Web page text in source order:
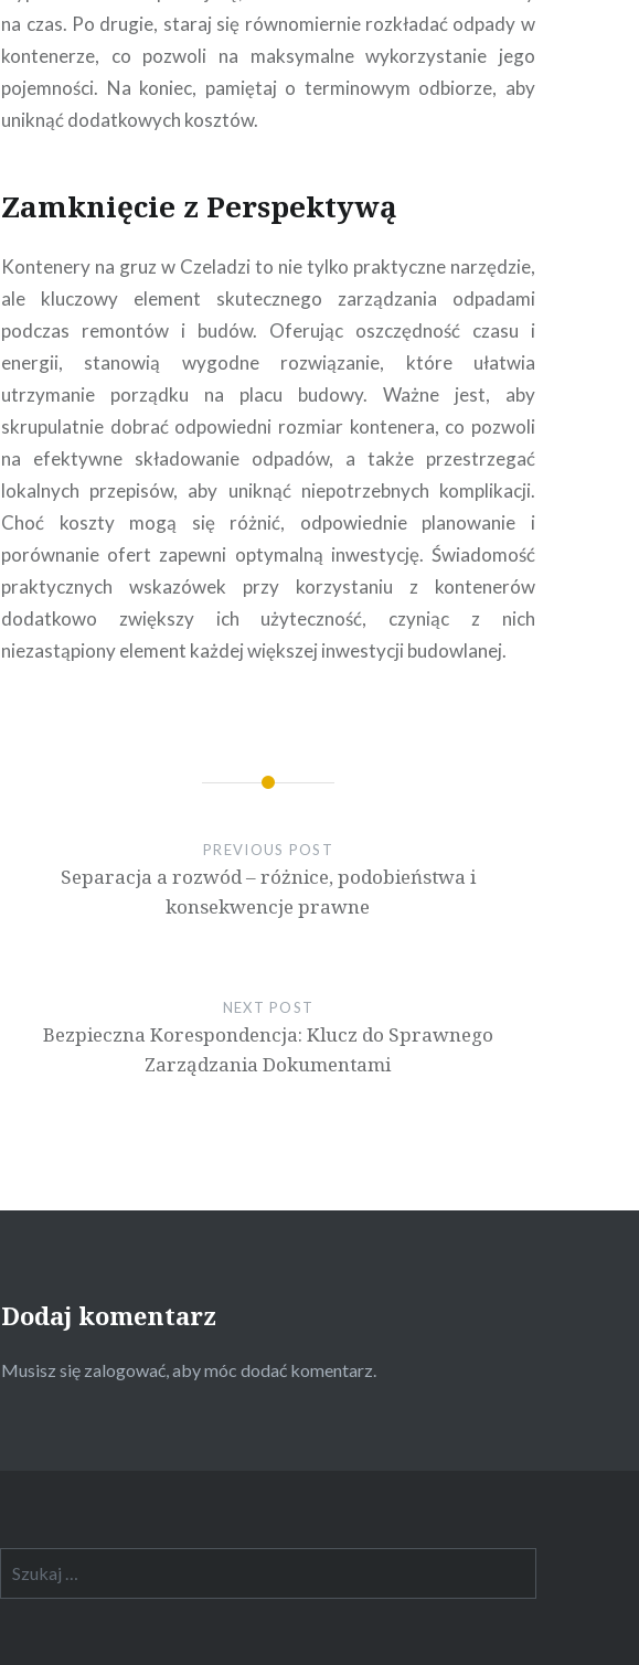
na czas. Po drugie, staraj się równomiernie rozkładać odpady w
kontenerze, co pozwoli na maksymalne wykorzystanie jego
pojemności. Na koniec, pamiętaj o terminowym odbiorze, aby
uniknąć dodatkowych kosztów.
Zamknięcie z Perspektywą
Kontenery na gruz w Czeladzi to nie tylko praktyczne narzędzie,
ale kluczowy element skutecznego zarządzania odpadami
podczas remontów i budów. Oferując oszczędność czasu i
energii, stanowią wygodne rozwiązanie, które ułatwia
utrzymanie porządku na placu budowy. Ważne jest, aby
skrupulatnie dobrać odpowiedni rozmiar kontenera, co pozwoli
na efektywne składowanie odpadów, a także przestrzegać
lokalnych przepisów, aby uniknąć niepotrzebnych komplikacji.
Choć koszty mogą się różnić, odpowiednie planowanie i
porównanie ofert zapewni optymalną inwestycję. Świadomość
praktycznych wskazówek przy korzystaniu z kontenerów
dodatkowo zwiększy ich użyteczność, czyniąc z nich
niezastąpiony element każdej większej inwestycji budowlanej.
PREVIOUS POST
Separacja a rozwód – różnice, podobieństwa i
konsekwencje prawne
NEXT POST
Bezpieczna Korespondencja: Klucz do Sprawnego
Zarządzania Dokumentami
Dodaj komentarz
Musisz się zalogować, aby móc dodać komentarz.